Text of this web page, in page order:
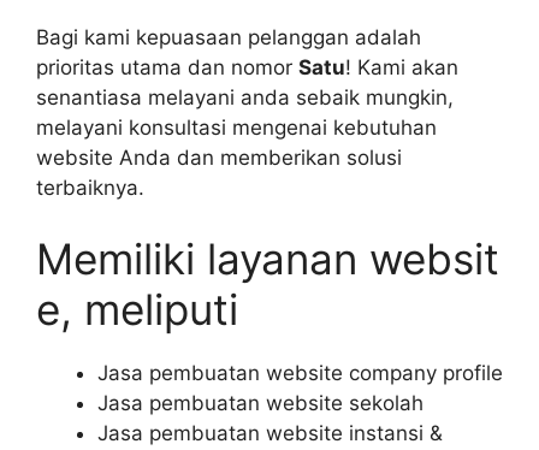
Bagi kami kepuasaan pelanggan adalah
prioritas utama dan nomor Satu! Kami akan
senantiasa melayani anda sebaik mungkin,
melayani konsultasi mengenai kebutuhan
website Anda dan memberikan solusi
terbaiknya.
Memiliki layanan websit
e, meliputi
Jasa pembuatan website company profile
Jasa pembuatan website sekolah
Jasa pembuatan website instansi &